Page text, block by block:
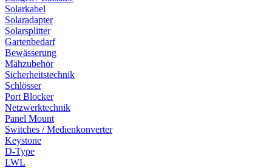
Solarkabel
Solaradapter
Solarsplitter
Gartenbedarf
Bewässerung
Mähzubehör
Sicherheitstechnik
Schlösser
Port Blocker
Netzwerktechnik
Panel Mount
Switches / Medienkonverter
Keystone
D-Type
LWL